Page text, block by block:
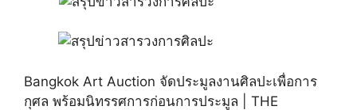
Bangkok Art Auction จัดประมูลงานศิลปะเพื่อการ
กุศล พร้อมนิทรรศการก่อนการประมูล | THE